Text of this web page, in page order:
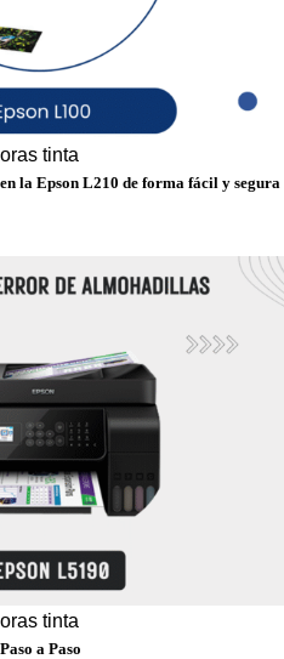
tinta
la Epson L210 de forma fácil y segura
tinta
a Paso